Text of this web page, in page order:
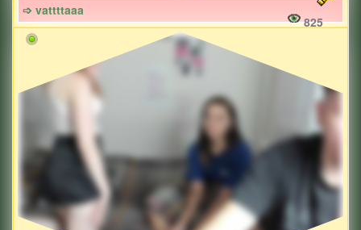
➩ vattttaaa
825